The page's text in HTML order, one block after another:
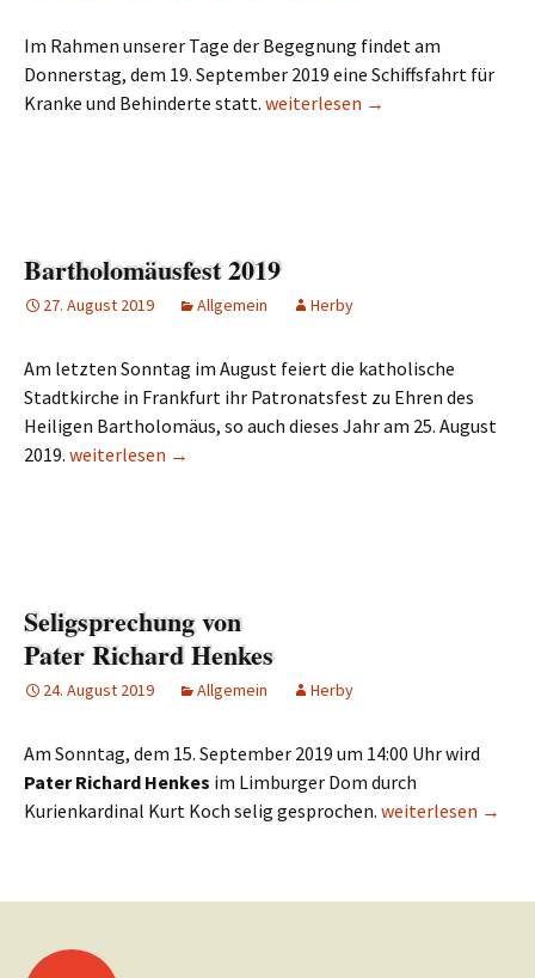
Im Rahmen unserer Tage der Begegnung findet am
Donnerstag, dem 19. September 2019 eine Schiffsfahrt für
Kranke und Behinderte statt. Eine Schifffahrt, die ist lustig …
weiterlesen →
Bartholomäusfest 2019
27. August 2019 Allgemein Herby
Am letzten Sonntag im August feiert die katholische
Stadtkirche in Frankfurt ihr Patronatsfest zu Ehren des
Heiligen Bartholomäus, so auch dieses Jahr am 25. August
2019. Bartholomäusfest 2019
weiterlesen →
Seligsprechung von
Pater Richard Henkes
24. August 2019 Allgemein Herby
Am Sonntag, dem 15. September 2019 um 14:00 Uhr wird
Pater Richard Henkes im Limburger Dom durch
Kurienkardinal Kurt Koch selig gesprochen. Seligsprechung
weiterlesen →